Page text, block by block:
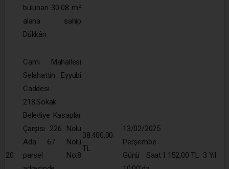
bulunan 30.08 m²
alana sahip
Dükkân
20
Cami Mahallesi
Selahattin Eyyubi
Caddesi
218.Sokak
Belediye Kasaplar
Çarşısı 226 Nolu
Ada 67 Nolu
parsel No:8
38.400,00
TL
13/02/2025
Perşembe
Günü Saat 1.152,00 TL 3 Yıl